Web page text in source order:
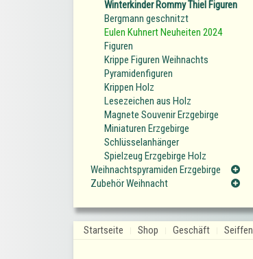
Winterkinder Rommy Thiel Figuren
Bergmann geschnitzt
Eulen Kuhnert Neuheiten 2024
Figuren
Krippe Figuren Weihnachts
Pyramidenfiguren
Krippen Holz
Lesezeichen aus Holz
Magnete Souvenir Erzgebirge
Miniaturen Erzgebirge
Schlüsselanhänger
Spielzeug Erzgebirge Holz
Weihnachtspyramiden Erzgebirge
Zubehör Weihnacht
Startseite Shop Geschäft Seiffen